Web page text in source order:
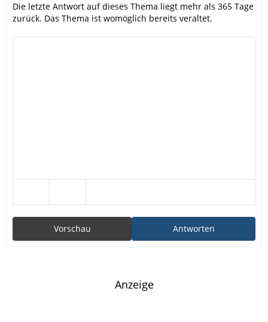
Die letzte Antwort auf dieses Thema liegt mehr als 365 Tage
zurück. Das Thema ist womöglich bereits veraltet.
Antworten
Vorschau
Anzeige